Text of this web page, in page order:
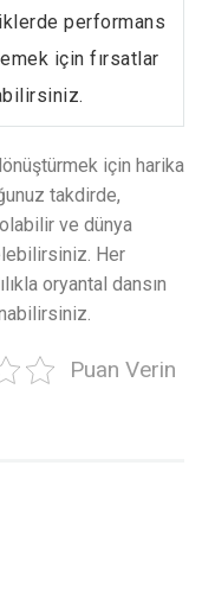
performans
için fırsatlar
için harika
takdirde,
ve dünya
Her
oryantal dansın
Puan Verin